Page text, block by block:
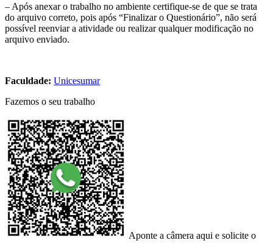
– Após anexar o trabalho no ambiente certifique-se de que se trata
do arquivo correto, pois após “Finalizar o Questionário”, não será
possível reenviar a atividade ou realizar qualquer modificação no
arquivo enviado.
Faculdade: Unicesumar
Fazemos o seu trabalho
Aponte a câmera aqui e solicite o